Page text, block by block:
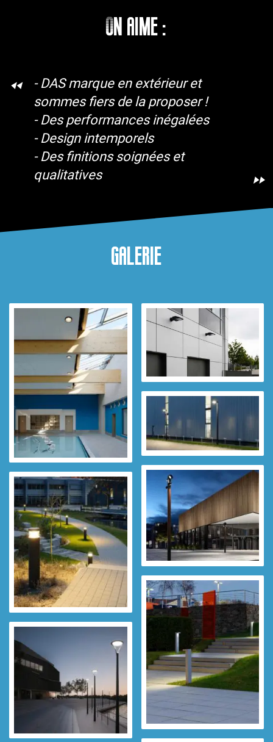
On aime :
- DAS marque en extérieur et
sommes fiers de la proposer !
- Des performances inégalées
- Design intemporels
- Des finitions soignées et
qualitatives
galerie